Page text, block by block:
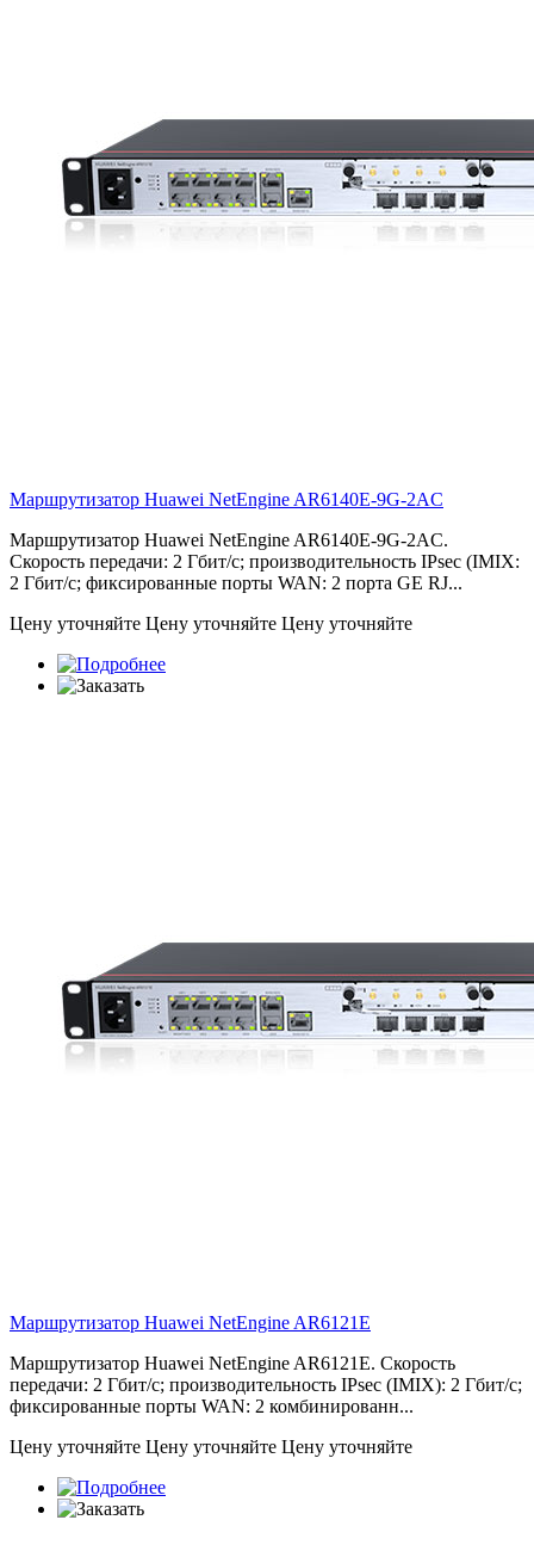
Маршрутизатор Huawei NetEngine AR6140E-9G-2AC
Маршрутизатор Huawei NetEngine AR6140E-9G-2AC.
Скорость передачи: 2 Гбит/с; производительность IPsec (IMIX:
2 Гбит/с; фиксированные порты WAN: 2 порта GE RJ...
Цену уточняйте Цену уточняйте Цену уточняйте
Маршрутизатор Huawei NetEngine AR6121E
Маршрутизатор Huawei NetEngine AR6121E. Скорость
передачи: 2 Гбит/с; производительность IPsec (IMIX): 2 Гбит/с;
фиксированные порты WAN: 2 комбинированн...
Цену уточняйте Цену уточняйте Цену уточняйте